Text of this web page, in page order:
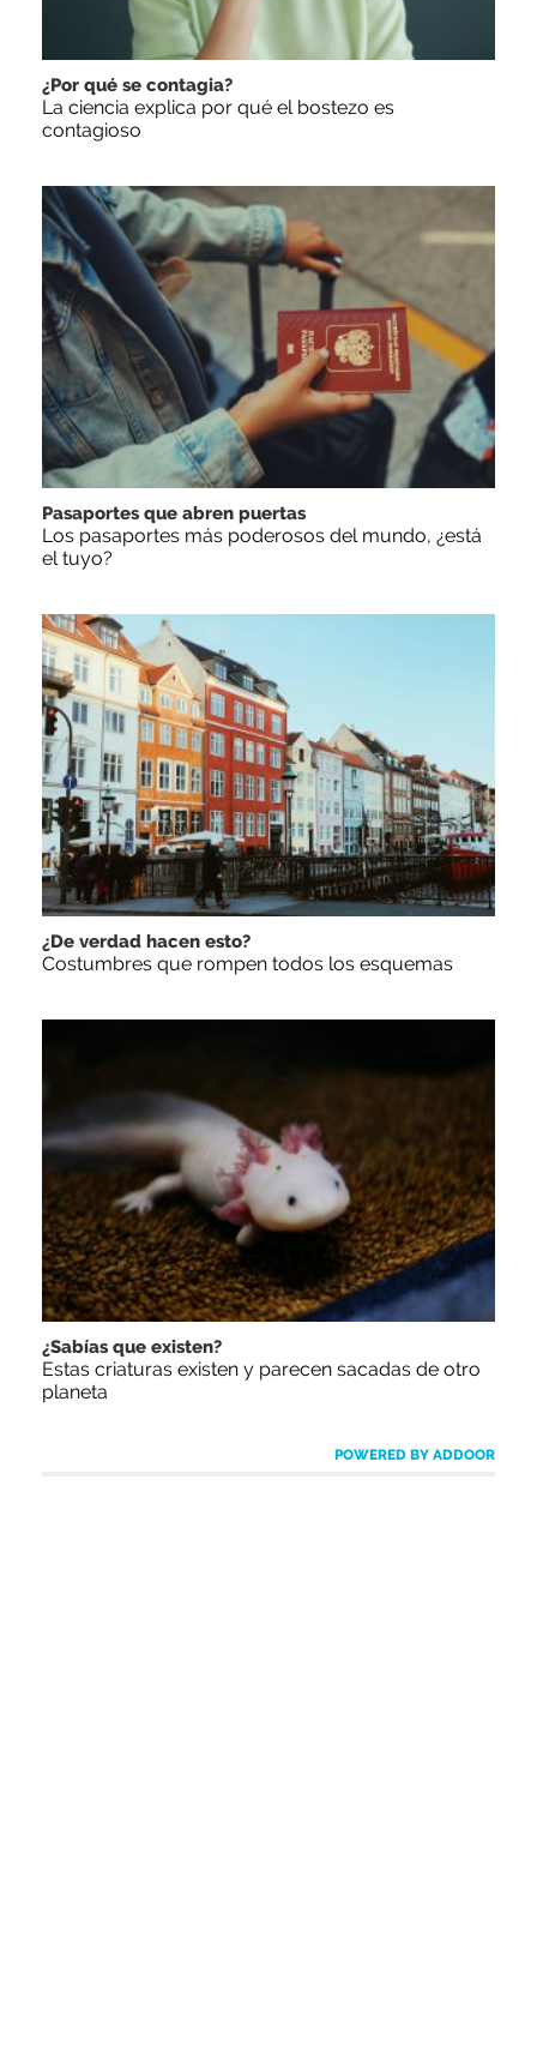
¿Por qué se contagia?
La ciencia explica por qué el bostezo es
contagioso
Pasaportes que abren puertas
Los pasaportes más poderosos del mundo, ¿está
el tuyo?
¿De verdad hacen esto?
Costumbres que rompen todos los esquemas
¿Sabías que existen?
Estas criaturas existen y parecen sacadas de otro
planeta
POWERED BY ADDOOR